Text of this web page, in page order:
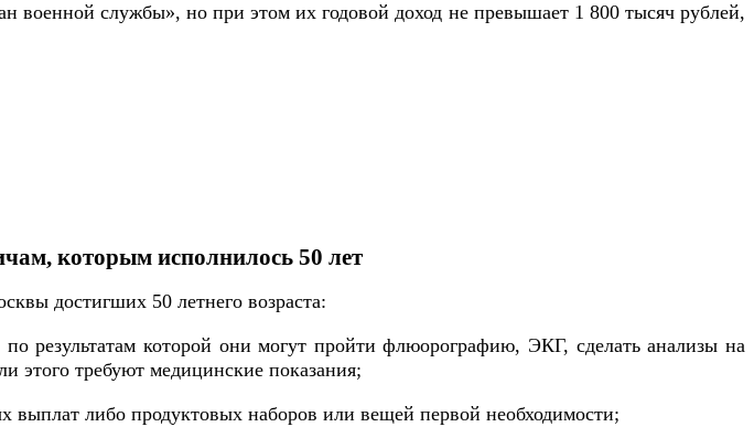
военной службы», но при этом их годовой доход не превышает 1 800 тысяч рублей,
которым исполнилось 50 лет
достигших 50 летнего возраста:
результатам которой они могут пройти флюорографию, ЭКГ, сделать анализы на
этого требуют медицинские показания;
либо продуктовых наборов или вещей первой необходимости;